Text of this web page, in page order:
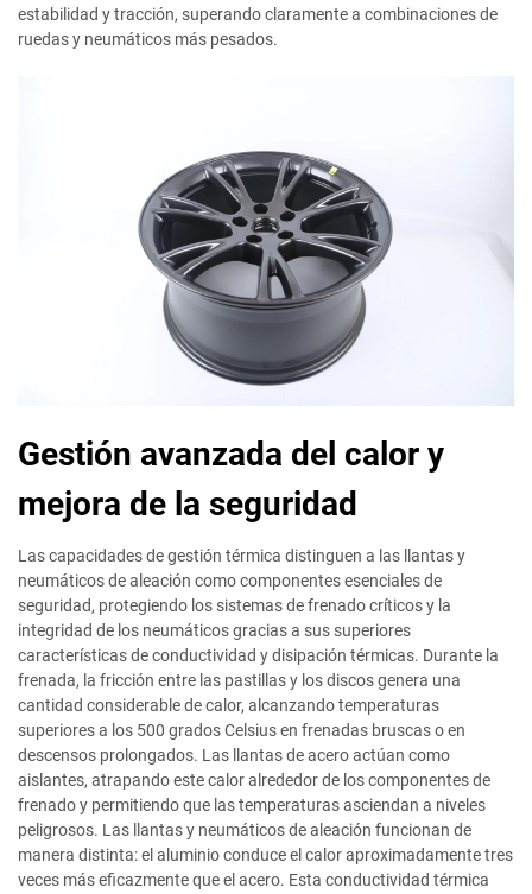
estabilidad y tracción, superando claramente a combinaciones de
ruedas y neumáticos más pesados.
Gestión avanzada del calor y
mejora de la seguridad
Las capacidades de gestión térmica distinguen a las llantas y
neumáticos de aleación como componentes esenciales de
seguridad, protegiendo los sistemas de frenado críticos y la
integridad de los neumáticos gracias a sus superiores
características de conductividad y disipación térmicas. Durante la
frenada, la fricción entre las pastillas y los discos genera una
cantidad considerable de calor, alcanzando temperaturas
superiores a los 500 grados Celsius en frenadas bruscas o en
descensos prolongados. Las llantas de acero actúan como
aislantes, atrapando este calor alrededor de los componentes de
frenado y permitiendo que las temperaturas asciendan a niveles
peligrosos. Las llantas y neumáticos de aleación funcionan de
manera distinta: el aluminio conduce el calor aproximadamente tres
veces más eficazmente que el acero. Esta conductividad térmica